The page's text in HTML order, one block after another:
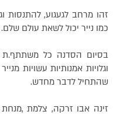
זהו מרחב לגעגוע,
כמו נייר יכול לשאת עולם שלם.
בסיום הסדנה כל משתתף.ת
וגלויות אמנותיות עשויות
שהתחיל לדבר מחדש.
זינה אבו זרקה, צלמת